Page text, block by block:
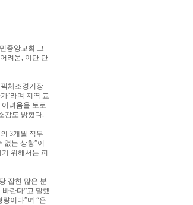
중앙교회 그
려움, 이단 단
체조경기장
’라며 지역 교
려움을 토로
감도 밝혔다.
3개월 직무
없는 상황”이
위해서는 피
잡힌 많은 분
바란다”고 말했
량이다”며 “은